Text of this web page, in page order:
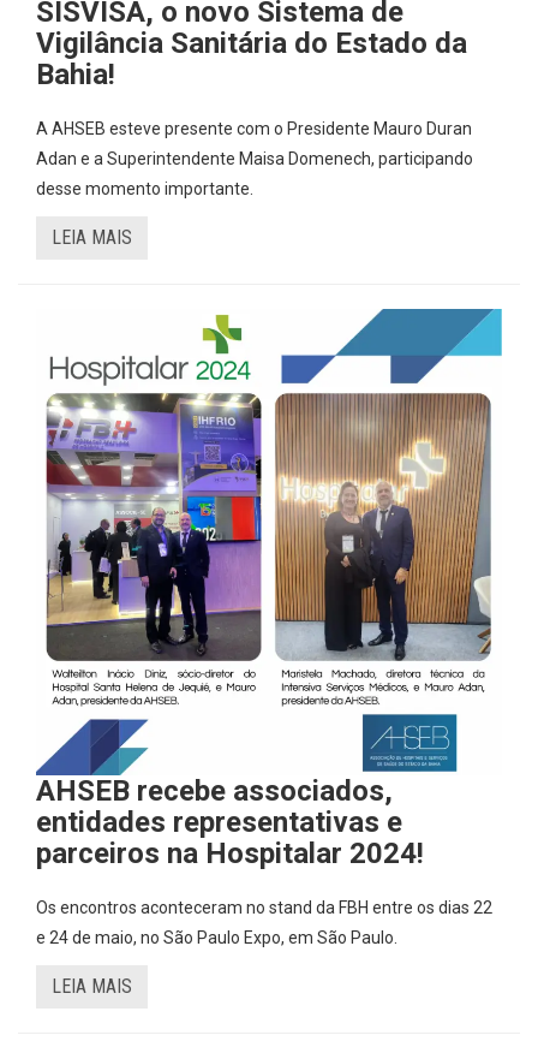
SISVISA, o novo Sistema de
Vigilância Sanitária do Estado da
Bahia!
A AHSEB esteve presente com o Presidente Mauro Duran
Adan e a Superintendente Maisa Domenech, participando
desse momento importante.
LEIA MAIS
AHSEB recebe associados,
entidades representativas e
parceiros na Hospitalar 2024!
Os encontros aconteceram no stand da FBH entre os dias 22
e 24 de maio, no São Paulo Expo, em São Paulo.
LEIA MAIS